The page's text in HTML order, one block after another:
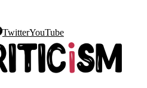
TwitterYouTube